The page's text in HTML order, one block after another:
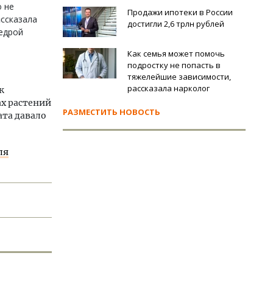
не
растений
давало
Продажи ипотеки в России
достигли 2,6 трлн рублей
Как семья может помочь
подростку не попасть в
тяжелейшие зависимости,
рассказала нарколог
РАЗМЕСТИТЬ НОВОСТЬ